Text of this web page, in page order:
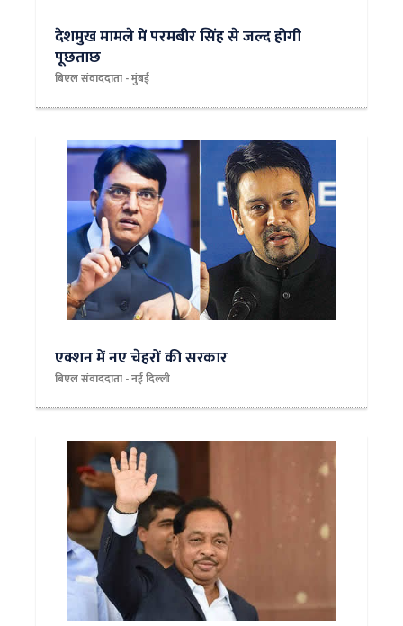
देशमुख मामले में परमबीर सिंह से जल्द होगी
पूछताछ
बिएल संवाददाता - मुंबई
एक्शन में नए चेहरों की सरकार
बिएल संवाददाता - नई दिल्ली